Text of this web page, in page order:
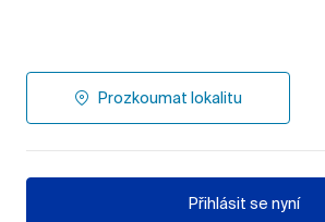
Prozkoumat lokalitu
Přihlásit se nyní